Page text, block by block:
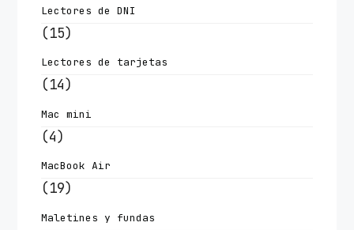
Lectores de DNI
(15)
Lectores de tarjetas
(14)
Mac mini
(4)
MacBook Air
(19)
Maletines y fundas